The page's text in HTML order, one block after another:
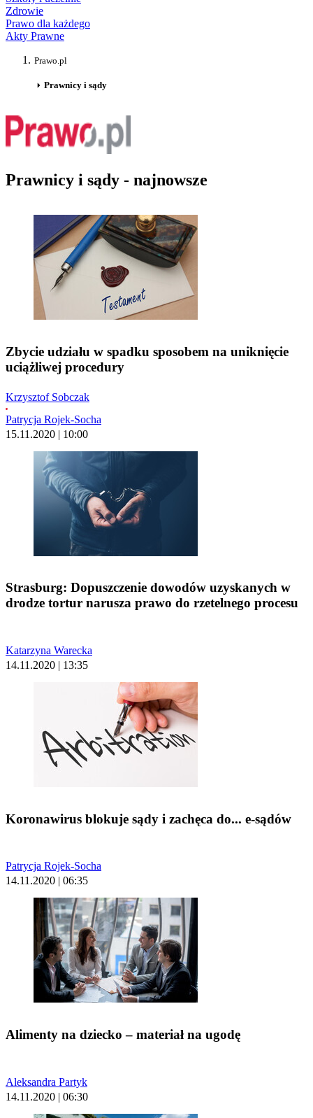
Zdrowie
Prawo dla każdego
Akty Prawne
Prawo.pl
Prawnicy i sądy
Prawnicy i sądy - najnowsze
Zbycie udziału w spadku sposobem na uniknięcie
uciążliwej procedury
Krzysztof Sobczak
Patrycja Rojek-Socha
15.11.2020 | 10:00
Strasburg: Dopuszczenie dowodów uzyskanych w
drodze tortur narusza prawo do rzetelnego procesu
Katarzyna Warecka
14.11.2020 | 13:35
Koronawirus blokuje sądy i zachęca do... e-sądów
Patrycja Rojek-Socha
14.11.2020 | 06:35
Alimenty na dziecko – materiał na ugodę
Aleksandra Partyk
14.11.2020 | 06:30